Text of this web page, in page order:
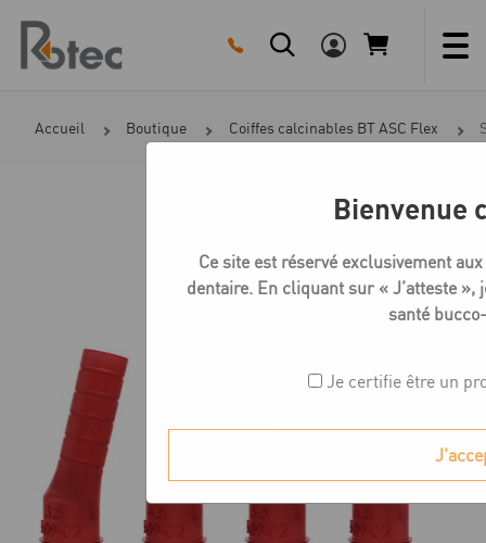
content
Accueil Boutique Coiffes calcinables BT ASC Flex
Bienvenue
Ce site est réservé exclusivement
dentaire. En cliquant sur « J’atteste
santé
Je certifie être un